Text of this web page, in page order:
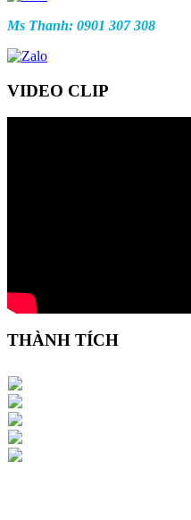
Ms Thanh: 0901 307 308
VIDEO CLIP
THÀNH TÍCH